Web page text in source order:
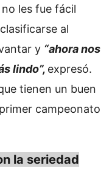
les fue fácil
al
y “ahora nos
lindo”, expresó.
tienen un buen
campeonato
la seriedad